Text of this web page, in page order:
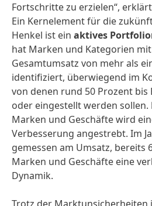
Fortschritte zu erzielen“,
Ein Kernelement für die
Henkel ist ein aktives
hat Marken und Kategorien
Gesamtumsatz von mehr als
identifiziert, überwiegend im
von denen rund 50 Prozent bis
oder eingestellt werden sollen.
Marken und Geschäfte wird
Verbesserung angestrebt. Im
gemessen am Umsatz, bereits
Marken und Geschäfte eine
Dynamik.